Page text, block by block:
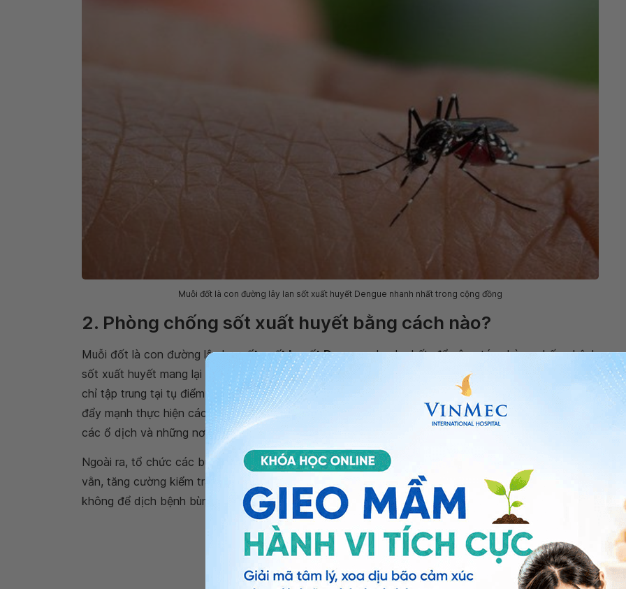
Muỗi đốt là con đường lây lan sốt xuất huyết Dengue nhanh nhất trong cộng đồng
2. Phòng chống sốt xuất huyết bằng cách nào?
Muỗi đốt là con đường lây lansốt xuất huyết Denguenhanh nhất, để công tác phòng chống bệnh
sốt xuất huyết mang lại hiệu quả thì trước tiên cần phải có chiến lược tiêu diệt muỗi cụ thể, không
chỉ tập trung tại tụ điểm có dịch mà ngay cả những khu vực lân cận cũng cần triển khai, đồng thời
đẩy mạnh thực hiện các hoạt động vệ sinh môi trường, tiêu diệt bọ gậy,phun thuốc diệt muỗi
các ổ dịch và những nơi có nguy cơ.
Ngoài ra, tổ chức các buổi tuyên truyền nội dung phòng chống sốt xuất huyết
vằn, tăng cường kiểm tra, giám sát và đôn đốc về công tác phòng chống dịch bệnh sốt xuất huyết,
không để dịch bệnh bùng phát và lan rộng.